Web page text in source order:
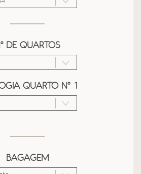
DE QUARTOS
QUARTO Nº 1
BAGAGEM